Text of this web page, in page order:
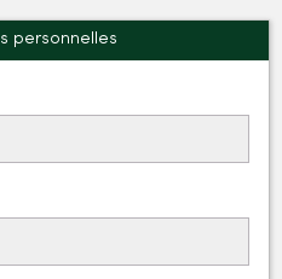
personnelles